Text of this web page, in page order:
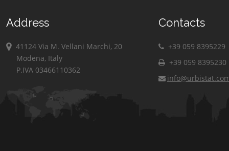
Address
41124 Via M. Vellani Marchi, 20
Modena, Italy
P.IVA 03466110362
Contacts
+39 059 8395229
+39 059 8395230